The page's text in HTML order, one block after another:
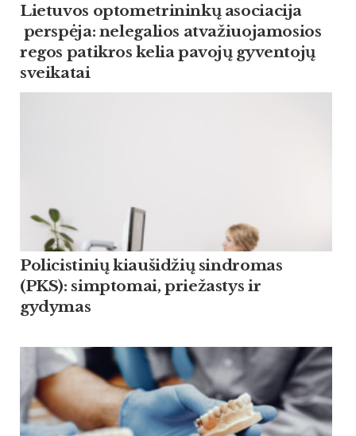
Lietuvos optometrininkų asociacija
perspėja: nelegalios atvažiuojamosios
regos patikros kelia pavojų gyventojų
sveikatai
Policistinių kiaušidžių sindromas
(PKS): simptomai, priežastys ir
gydymas